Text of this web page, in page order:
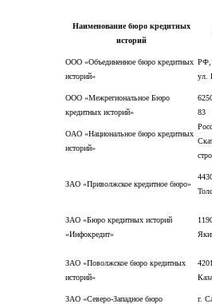
Наименование бюро кредитных
историй
ООО «Объединенное бюро кредитных
историй»
РФ,
ул.
ООО «Межрегиональное Бюро
кредитных историй»
83
ОАО «Национальное бюро кредитных
историй»
ЗАО «Приволжское кредитное бюро»
ЗАО «Бюро кредитных историй
«Инфокредит»
ЗАО «Поволжское бюро кредитных
историй»
ЗАО «Северо-Западное бюро
г.